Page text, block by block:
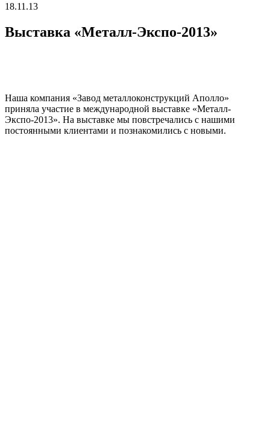
18.11.13
Выставка «Металл-Экспо-2013»
Наша компания «Завод металлоконструкций Аполло»
приняла участие в международной выставке «Металл-
Экспо-2013». На выставке мы повстречались с нашими
постоянными клиентами и познакомились с новыми.